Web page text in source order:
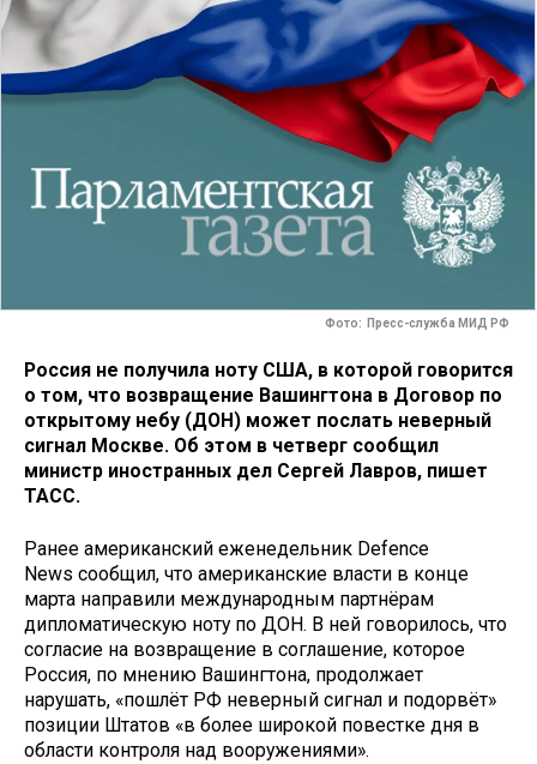
Фото: Пресс-служба МИД РФ
Россия не получила ноту США, в которой говорится
о том, что возвращение Вашингтона в Договор по
открытому небу (ДОН) может послать неверный
сигнал Москве. Об этом в четверг сообщил
министр иностранных дел Сергей Лавров, пишет
ТАСС.
Ранее американский еженедельник Defence
News сообщил, что американские власти в конце
марта направили международным партнёрам
дипломатическую ноту по ДОН. В ней говорилось, что
согласие на возвращение в соглашение, которое
Россия, по мнению Вашингтона, продолжает
нарушать, «пошлёт РФ неверный сигнал и подорвёт»
позиции Штатов «в более широкой повестке дня в
области контроля над вооружениями».